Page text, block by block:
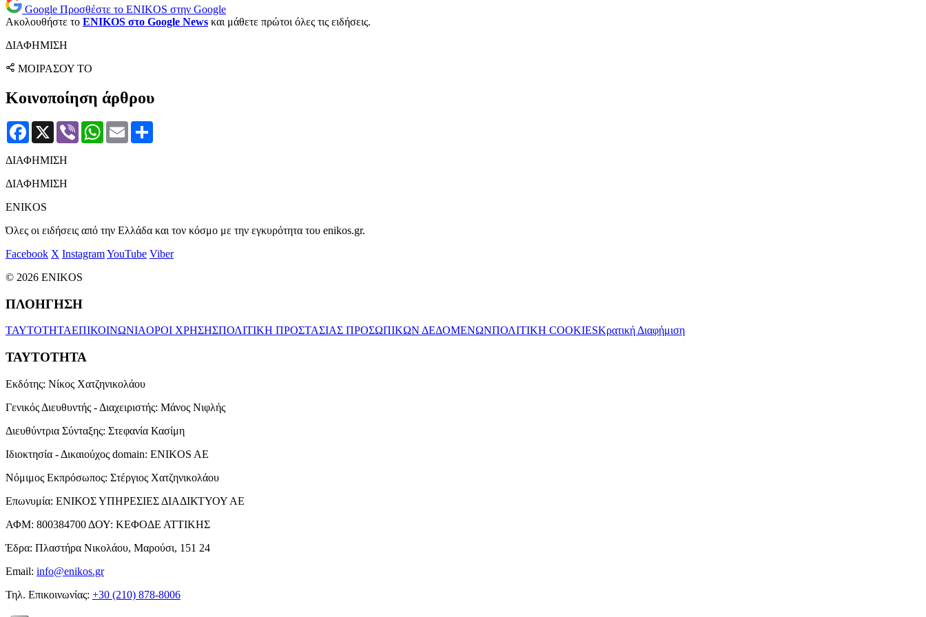
Google Προσθέστε το ENIKOS στην Google
Ακολουθήστε το ENIKOS στο Google News και μάθετε πρώτοι όλες τις ειδήσεις.
ΔΙΑΦΗΜΙΣΗ
ΜΟΙΡΑΣΟΥ ΤΟ
Κοινοποίηση άρθρου
Facebook
X Viber WhatsApp
Email
ΔΙΑΦΗΜΙΣΗ
ΔΙΑΦΗΜΙΣΗ
ENIKOS
Όλες οι ειδήσεις από την Ελλάδα και τον κόσμο με την εγκυρότητα του enikos.gr.
Facebook X InstagramYouTube Viber
© 2026 ENIKOS
ΠΛΟΗΓΗΣΗ
ΤΑΥΤΟΤΗΤΑΕΠΙΚΟΙΝΩΝΙΑΟΡΟΙ ΧΡΗΣΗΣΠΟΛΙΤΙΚΗ ΠΡΟΣΤΑΣΙΑΣ ΠΡΟΣΩΠΙΚΩΝ ΔΕΔΟΜΕΝΩΝΠΟΛΙΤΙΚΗ COOKIESΚρατική Διαφήμιση
ΤΑΥΤΟΤΗΤΑ
Εκδότης: Νίκος Χατζηνικολάου
Γενικός Διευθυντής - Διαχειριστής: Μάνος Νιφλής
Διευθύντρια Σύνταξης: Στεφανία Κασίμη
Ιδιοκτησία - Δικαιούχος domain: ENIKOS AE
Νόμιμος Εκπρόσωπος: Στέργιος Χατζηνικολάου
Επωνυμία: ΕΝΙΚΟΣ ΥΠΗΡΕΣΙΕΣ ΔΙΑΔΙΚΤΥΟΥ ΑΕ
ΑΦΜ: 800384700 ΔΟΥ: ΚΕΦΟΔΕ ΑΤΤΙΚΗΣ
Έδρα: Πλαστήρα Νικολάου, Μαρούσι, 151 24
Email: info@enikos.gr
Τηλ. Επικοινωνίας: +30 (210) 878-8006